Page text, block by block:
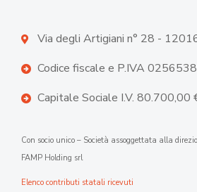
Via degli Artigiani n° 28 -
Codice fiscale e P.IVA
Capitale Sociale I.V. 80.700,00
Con socio unico – Società assoggettata alla
FAMP Holding srl
Elenco contributi statali ricevuti